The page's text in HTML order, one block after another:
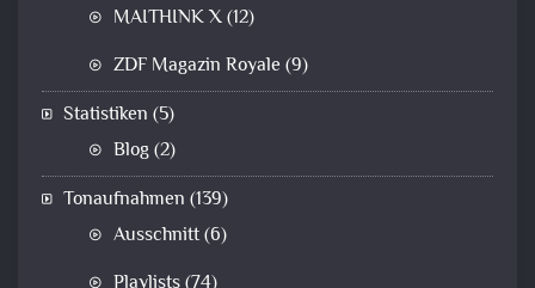
MAITHINK X(12)
ZDF Magazin Royale (9)
Statistiken (5)
Blog(2)
Tonaufnahmen (139)
Ausschnitt(6)